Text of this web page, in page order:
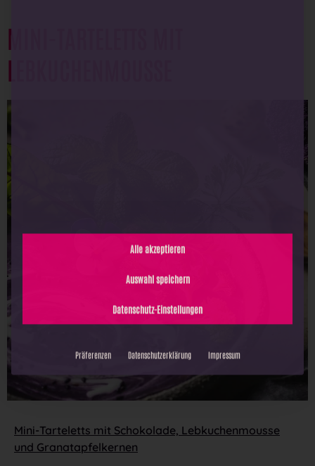
MINI-TARTELETTS MIT
LEBKUCHENMOUSSE
Mini-Tarteletts mit Schokolade, Lebkuchenmousse
und Granatapfelkernen
Alle akzeptieren
Datenschutz-Einstellungen